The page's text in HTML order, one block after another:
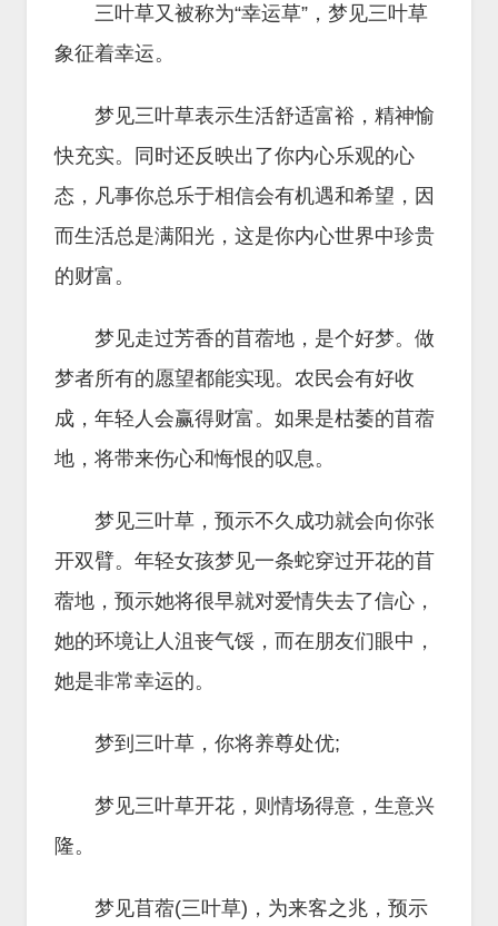
三叶草又被称为“幸运草”，梦见三叶草
象征着幸运。
梦见三叶草表示生活舒适富裕，精神愉
快充实。同时还反映出了你内心乐观的心
态，凡事你总乐于相信会有机遇和希望，因
而生活总是满阳光，这是你内心世界中珍贵
的财富。
梦见走过芳香的苜蓿地，是个好梦。做
梦者所有的愿望都能实现。农民会有好收
成，年轻人会赢得财富。如果是枯萎的苜蓿
地，将带来伤心和悔恨的叹息。
梦见三叶草，预示不久成功就会向你张
开双臂。年轻女孩梦见一条蛇穿过开花的苜
蓿地，预示她将很早就对爱情失去了信心，
她的环境让人沮丧气馁，而在朋友们眼中，
她是非常幸运的。
梦到三叶草，你将养尊处优;
梦见三叶草开花，则情场得意，生意兴
隆。
梦见苜蓿(三叶草)，为来客之兆，预示